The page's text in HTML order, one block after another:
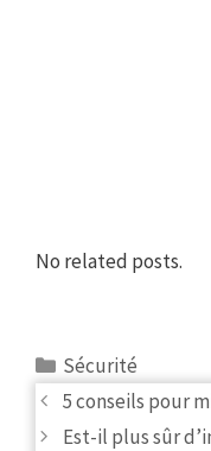
No related posts.
Categories
Sécurité
Post
navigation
5 conseils pour
Est-il plus sûr